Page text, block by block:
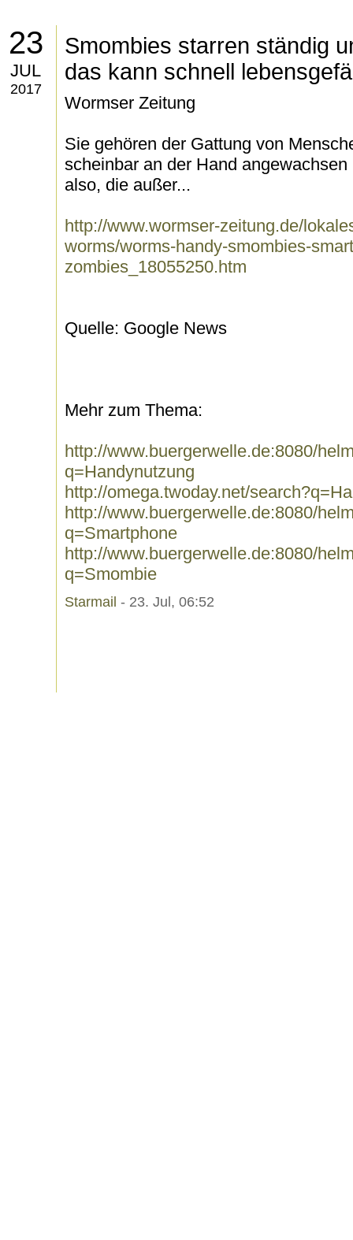
23
JUL
2017
Smombies starren ständig
das kann schnell
Wormser Zeitung
Sie gehören der Gattung von
scheinbar an der Hand
also, die außer...
http://www.wormser-zeitung.de/
worms/worms-handy-smombies-
zombies_18055250.htm
Quelle: Google News
Mehr zum Thema:
http://www.buergerwelle.de:8080/
q=Handynutzung
http://omega.twoday.net/
http://www.buergerwelle.de:8080/
q=Smartphone
http://www.buergerwelle.de:8080/
q=Smombie
Starmail - 23. Jul, 06:52